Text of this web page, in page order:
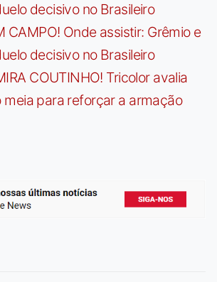
decisivo no Brasileiro
CAMPO! Onde assistir: Grêmio e
decisivo no Brasileiro
COUTINHO! Tricolor avalia
para reforçar a armação